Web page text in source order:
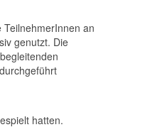
an
genutzt. Die
hatten.